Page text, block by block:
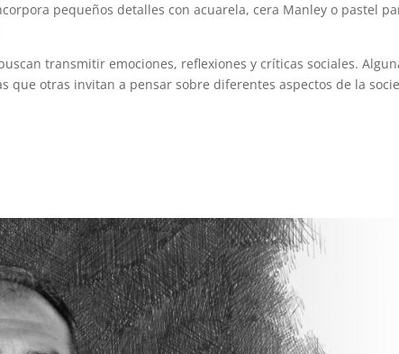
pequeños detalles con acuarela, cera Manley o pastel
transmitir emociones, reflexiones y críticas sociales.
que otras invitan a pensar sobre diferentes aspectos de la